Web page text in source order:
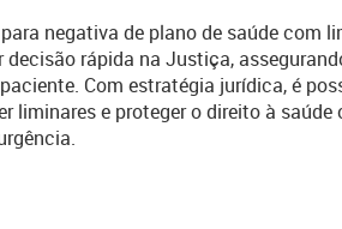
negativa de plano de saúde com
decisão rápida na Justiça,
Com estratégia jurídica, é
liminares e proteger o direito à saúde